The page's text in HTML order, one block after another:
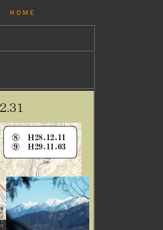
ＨＯＭＥ